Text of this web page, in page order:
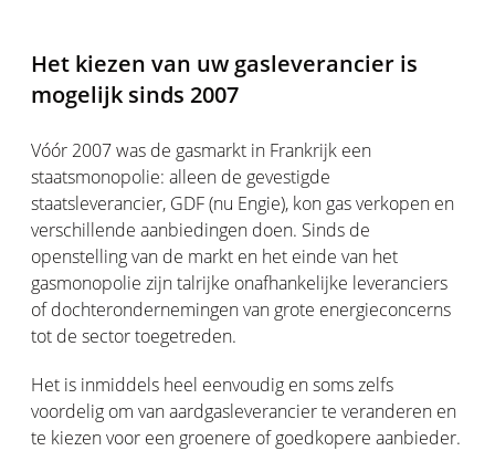
Het kiezen van uw gasleverancier is
mogelijk sinds 2007
Vóór 2007 was de gasmarkt in Frankrijk een
staatsmonopolie: alleen de gevestigde
staatsleverancier, GDF (nu Engie), kon gas verkopen en
verschillende aanbiedingen doen. Sinds de
openstelling van de markt en het einde van het
gasmonopolie zijn talrijke onafhankelijke leveranciers
of dochterondernemingen van grote energieconcerns
tot de sector toegetreden.
Het is inmiddels heel eenvoudig en soms zelfs
voordelig om van aardgasleverancier te veranderen en
te kiezen voor een groenere of goedkopere aanbieder.